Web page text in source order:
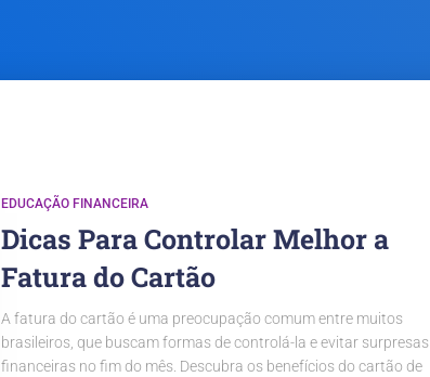
EDUCAÇÃO FINANCEIRA
Dicas Para Controlar Melhor a
Fatura do Cartão
A fatura do cartão é uma preocupação comum entre muitos
brasileiros, que buscam formas de controlá-la e evitar surpresas
financeiras no fim do mês. Descubra os benefícios do cartão de